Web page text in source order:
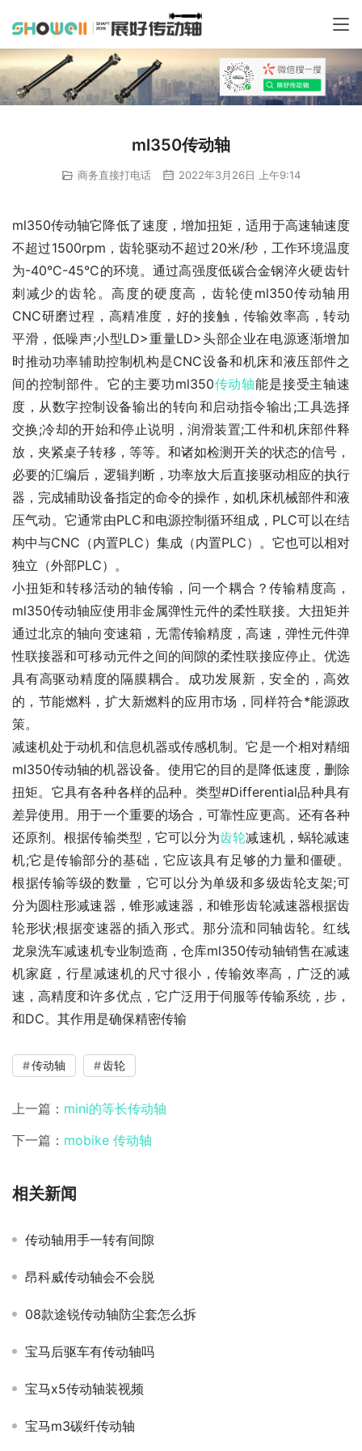
ml350传动轴
商务直接打电话 2022年3月26日 上午9:14
ml350传动轴它降低了速度，增加扭矩，适用于高速轴速度
不超过1500rpm，齿轮驱动不超过20米/秒，工作环境温度
为-40°C-45°C的环境。通过高强度低碳合金钢淬火硬齿针
刺减少的齿轮。高度的硬度高，齿轮使ml350传动轴用
CNC研磨过程，高精准度，好的接触，传输效率高，转动
平滑，低噪声;小型LD>重量LD>头部企业在电源逐渐增加
时推动功率辅助控制机构是CNC设备和机床和液压部件之
间的控制部件。它的主要功ml350传动轴能是接受主轴速
度，从数字控制设备输出的转向和启动指令输出;工具选择
交换;冷却的开始和停止说明，润滑装置;工件和机床部件释
放，夹紧桌子转移，等等。和诸如检测开关的状态的信号，
必要的汇编后，逻辑判断，功率放大后直接驱动相应的执行
器，完成辅助设备指定的命令的操作，如机床机械部件和液
压气动。它通常由PLC和电源控制循环组成，PLC可以在结
构中与CNC（内置PLC）集成（内置PLC）。它也可以相对
独立（外部PLC）。
小扭矩和转移活动的轴传输，问一个耦合？传输精度高，
ml350传动轴应使用非金属弹性元件的柔性联接。大扭矩并
通过北京的轴向变速箱，无需传输精度，高速，弹性元件弹
性联接器和可移动元件之间的间隙的柔性联接应停止。优选
具有高驱动精度的隔膜耦合。成功发展新，安全的，高效
的，节能燃料，扩大新燃料的应用市场，同样符合*能源政
策。
减速机处于动机和信息机器或传感机制。它是一个相对精细
ml350传动轴的机器设备。使用它的目的是降低速度，删除
扭矩。它具有各种各样的品种。类型#Differential品种具有
差异使用。用于一个重要的场合，可靠性应更高。还有各种
还原剂。根据传输类型，它可以分为齿轮减速机，蜗轮减速
机;它是传输部分的基础，它应该具有足够的力量和僵硬。
根据传输等级的数量，它可以分为单级和多级齿轮支架;可
分为圆柱形减速器，锥形减速器，和锥形齿轮减速器根据齿
轮形状;根据变速器的插入形式。那分流和同轴齿轮。红线
龙泉洗车减速机专业制造商，仓库ml350传动轴销售在减速
机家庭，行星减速机的尺寸很小，传输效率高，广泛的减
速，高精度和许多优点，它广泛用于伺服等传输系统，步，
和DC。其作用是确保精密传输
传动轴 齿轮
上一篇： mini的等长传动轴
下一篇： mobike 传动轴
相关新闻
传动轴用手一转有间隙
昂科威传动轴会不会脱
08款途锐传动轴防尘套怎么拆
宝马后驱车有传动轴吗
宝马x5传动轴装视频
宝马m3碳纤传动轴